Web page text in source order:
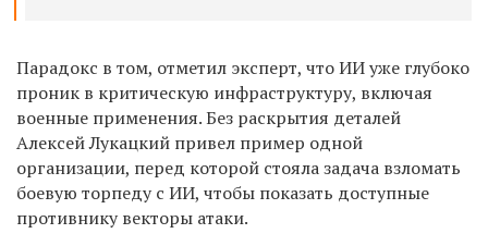
Парадокс в том, отметил эксперт, что ИИ уже глубоко
проник в критическую инфраструктуру, включая
военные применения. Без раскрытия деталей
АлексейЛукацкий привел пример одной
организации, перед которой стояла задача взломать
боевую торпеду с ИИ, чтобы показать доступные
противнику векторы атаки.